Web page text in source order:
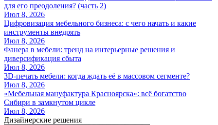
для его преодоления? (часть 2)
Июл 8, 2026
Цифровизация мебельного бизнеса: с чего начать и какие
инструменты внедрять
Июл 8, 2026
Фанера в мебели: тренд на интерьерные решения и
диверсификация сбыта
Июл 8, 2026
3D-печать мебели: когда ждать её в массовом сегменте?
Июл 8, 2026
«Мебельная мануфактура Красноярска»: всё богатство
Сибири в замкнутом цикле
Июл 8, 2026
Дизайнерские решения